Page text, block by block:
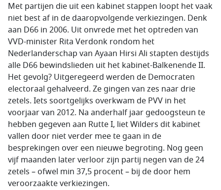
Met partijen die uit een kabinet stappen loopt het vaak
niet best af in de daaropvolgende verkiezingen. Denk
aan D66 in 2006. Uit onvrede met het optreden van
VVD-minister Rita Verdonk rondom het
Nederlanderschap van Ayaan Hirsi Ali stapten destijds
alle D66 bewindslieden uit het kabinet-Balkenende II.
Het gevolg? Uitgeregeerd werden de Democraten
electoraal gehalveerd. Ze gingen van zes naar drie
zetels. Iets soortgelijks overkwam de PVV in het
voorjaar van 2012. Na anderhalf jaar gedoogsteun te
hebben gegeven aan Rutte I, liet Wilders dit kabinet
vallen door niet verder mee te gaan in de
besprekingen over een nieuwe begroting. Nog geen
vijf maanden later verloor zijn partij negen van de 24
zetels – ofwel min 37,5 procent – bij de door hem
veroorzaakte verkiezingen.